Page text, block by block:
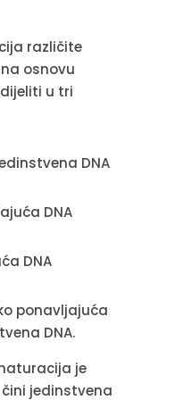
različite
na osnovu
u tri
DNA
DNA
DNA
ponavljajuća
DNA.
je
jedinstvena